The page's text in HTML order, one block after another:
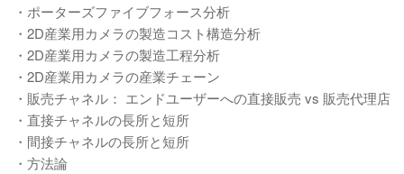
・ポーターズファイブフォース分析
・2D産業用カメラの製造コスト構造分析
・2D産業用カメラの製造工程分析
・2D産業用カメラの産業チェーン
・販売チャネル： エンドユーザーへの直接販売 vs 販売代理店
・直接チャネルの長所と短所
・間接チャネルの長所と短所
・方法論